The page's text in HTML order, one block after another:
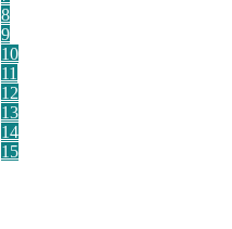
8
9
10
11
12
13
14
15